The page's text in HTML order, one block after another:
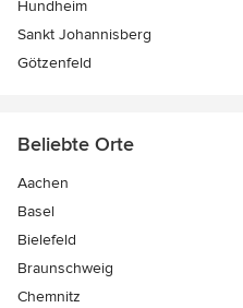
Hundheim
Sankt Johannisberg
Götzenfeld
Beliebte Orte
Aachen
Basel
Bielefeld
Braunschweig
Chemnitz